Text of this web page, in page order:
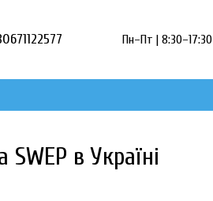
Пн–Пт | 8:30–17:30
в Україні